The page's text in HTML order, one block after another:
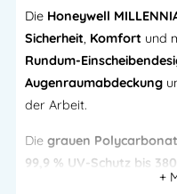
Die Honeywell
Sicherheit, Komfort und
Rundum-
Augenraumabdeckung
der Arbeit.
Die grauen
99,9 % UV-Schutz bis
bei Sonneneinstrahlung.